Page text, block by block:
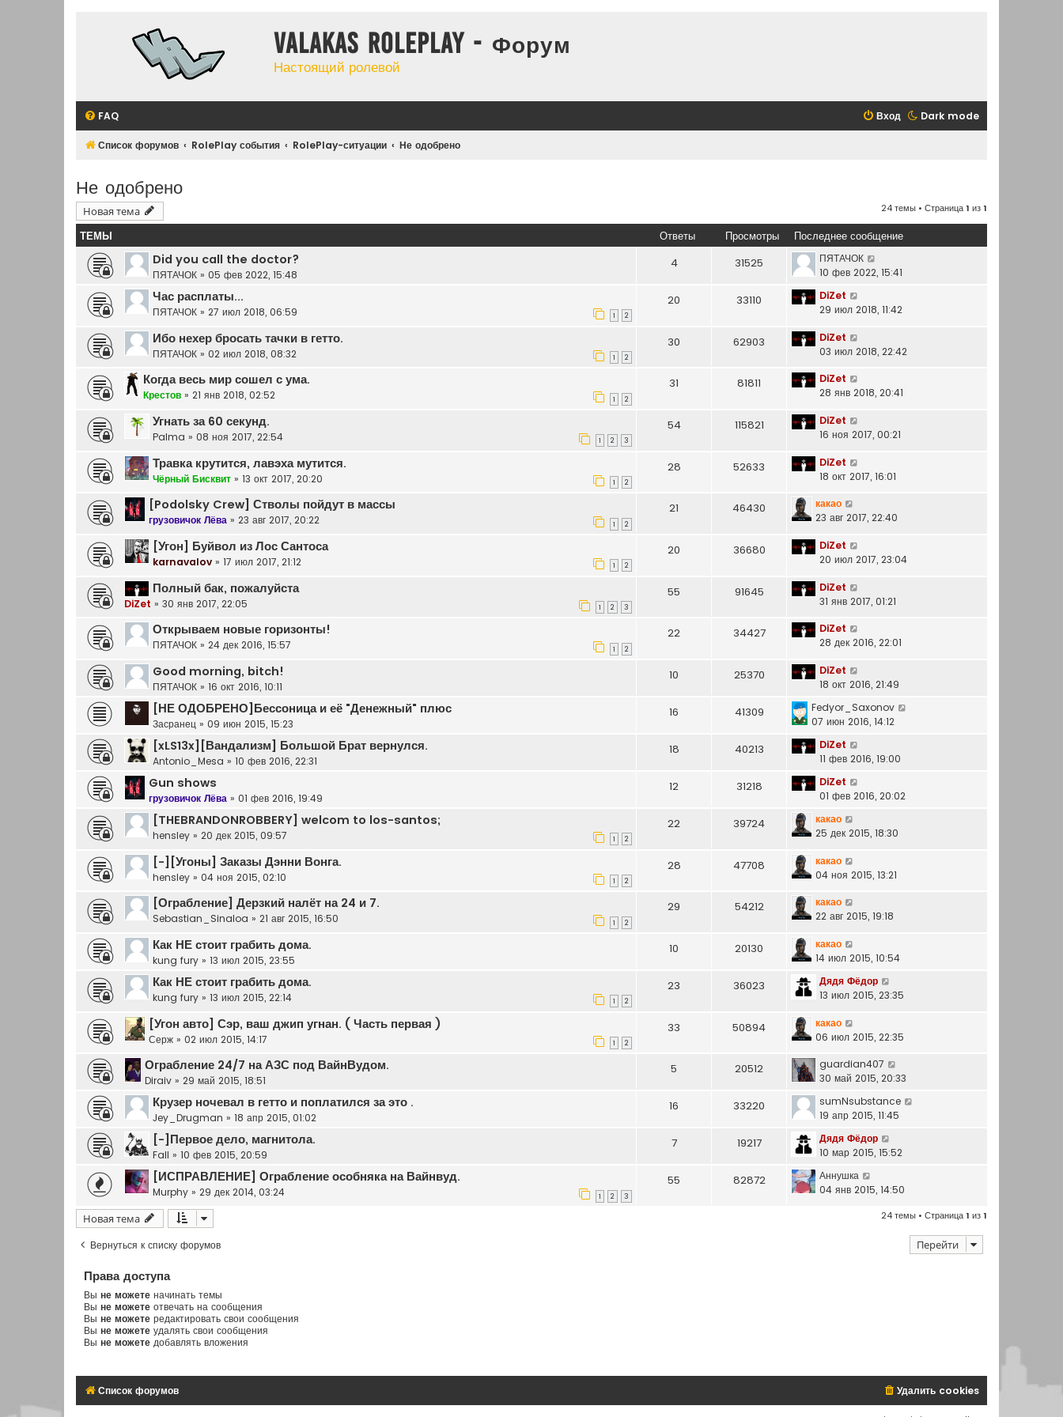
Valakas Roleplay - Форум
Настоящий ролевой
Dark mode
FAQ Вход
Список форумов RolePlay события RolePlay-ситуации Не одобрено
Не одобрено
Новая тема 24 темы • Страница1 из1
ТЕМЫ Ответы Просмотры Последнее сообщение
Did you call the doctor?
ПЯТАЧОК » 05 фев 2022, 15:48
4 31525
ПЯТАЧОК
10 фев 2022, 15:41
Час расплаты...
ПЯТАЧОК » 27 июл 2018, 06:59 1 2
20 33110
DiZet
29 июл 2018, 11:42
Ибо нехер бросать тачки в гетто.
ПЯТАЧОК » 02 июл 2018, 08:32 1 2
30 62903
DiZet
03 июл 2018, 22:42
Когда весь мир сошел с ума.
Крестов » 21 янв 2018, 02:52 1 2
31 81811
DiZet
28 янв 2018, 20:41
Угнать за 60 секунд.
Palma » 08 ноя 2017, 22:54 1 2 3
54 115821
DiZet
16 ноя 2017, 00:21
Травка крутится, лавэха мутится.
Чёрный Бисквит » 13 окт 2017, 20:20 1 2
28 52633
DiZet
18 окт 2017, 16:01
[Podolsky Crew] Стволы пойдут в массы
грузовичок Лёва » 23 авг 2017, 20:22 1 2
21 46430
какао
23 авг 2017, 22:40
[Угон] Буйвол из Лос Сантоса
karnavalov » 17 июл 2017, 21:12 1 2
20 36680
DiZet
20 июл 2017, 23:04
Полный бак, пожалуйста
DiZet » 30 янв 2017, 22:05 1 2 3
55 91645
DiZet
31 янв 2017, 01:21
Открываем новые горизонты!
ПЯТАЧОК » 24 дек 2016, 15:57 1 2
22 34427
DiZet
28 дек 2016, 22:01
Good morning, bitch!
ПЯТАЧОК » 16 окт 2016, 10:11
10 25370
DiZet
18 окт 2016, 21:49
[НЕ ОДОБРЕНО]Бессоница и её "Денежный" плюс
Засранец » 09 июн 2015, 15:23
16 41309
Fedyor_Saxonov
07 июн 2016, 14:12
[xLS13x][Вандализм] Большой Брат вернулся.
Antonio_Mesa » 10 фев 2016, 22:31
18 40213
DiZet
11 фев 2016, 19:00
Gun shows
грузовичок Лёва » 01 фев 2016, 19:49
12 31218
DiZet
01 фев 2016, 20:02
[THEBRANDONROBBERY] welcom to los-santos;
hensley » 20 дек 2015, 09:57 1 2
22 39724
какао
25 дек 2015, 18:30
[-][Угоны] Заказы Дэнни Вонга.
hensley » 04 ноя 2015, 02:10 1 2
28 47708
какао
04 ноя 2015, 13:21
[Ограбление] Дерзкий налёт на 24 и 7.
Sebastian_Sinaloa » 21 авг 2015, 16:50 1 2
29 54212
какао
22 авг 2015, 19:18
Как НЕ стоит грабить дома.
kung fury » 13 июл 2015, 23:55
10 20130
какао
14 июл 2015, 10:54
Как НЕ стоит грабить дома.
kung fury » 13 июл 2015, 22:14 1 2
23 36023
Дядя Фёдор
13 июл 2015, 23:35
[Угон авто] Сэр, ваш джип угнан. ( Часть первая )
Серж » 02 июл 2015, 14:17 1 2
33 50894
какао
06 июл 2015, 22:35
Ограбление 24/7 на АЗС под ВайнВудом.
Diraiv » 29 май 2015, 18:51
5 20512
guardian407
30 май 2015, 20:33
Крузер ночевал в гетто и поплатился за это .
Jey_Drugman » 18 апр 2015, 01:02
16 33220
sumNsubstance
19 апр 2015, 11:45
[-]Первое дело, магнитола.
Fall » 10 фев 2015, 20:59
7 19217
Дядя Фёдор
10 мар 2015, 15:52
[ИСПРАВЛЕНИЕ] Ограбление особняка на Вайнвуд.
Murphy » 29 дек 2014, 03:24 1 2 3
55 82872
Аннушка
04 янв 2015, 14:50
Новая тема 24 темы • Страница1 из1
Вернуться к списку форумов Перейти
Права доступа
Вы не можете начинать темы
Вы не можете отвечать на сообщения
Вы не можете редактировать свои сообщения
Вы не можете удалять свои сообщения
Вы не можете добавлять вложения
Список форумов Удалить cookies